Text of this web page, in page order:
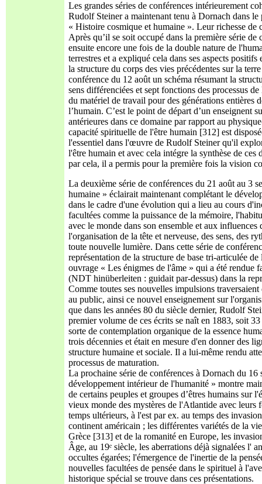
Les grandes séries de conférences intérieurement
Rudolf Steiner a maintenant tenu à Dornach dans
« Histoire cosmique et humaine ». Leur richesse de
Après qu’il se soit occupé dans la première série
ensuite encore une fois de la double nature de
terrestres et a expliqué cela dans ses aspects
la structure du corps des vies précédentes sur la
conférence du 12 août un schéma résumant la
sens différenciées et sept fonctions des processus
du matériel de travail pour des générations entières
l’humain. C’est le point de départ d’un enseignent
antérieures dans ce domaine par rapport au
capacité spirituelle de l'être humain [312] est
l'essentiel dans l'œuvre de Rudolf Steiner qu'il
l'être humain et avec cela intégre la synthèse de
par cela, il a permis pour la première fois la vision
La deuxième série de conférences du 21 août au 3
humaine » éclairait maintenant complétant le
dans le cadre d'une évolution qui a lieu au cours
facultées comme la puissance de la mémoire,
avec le monde dans son ensemble et aux
l'organisation de la tête et nerveuse, des sens, des
toute nouvelle lumière. Dans cette série de
représentation de la structure de base tri-articulée
ouvrage « Les énigmes de l'âme » qui a été rendue
(NDT hinüberleiten : guidait par-dessus) dans la
Comme toutes ses nouvelles impulsions
au public, ainsi ce nouvel enseignement sur
que dans les années 80 du siècle dernier, Rudolf
premier volume de ces écrits se naît en 1883, soit
sorte de contemplation organique de la essence
trois décennies et était en mesure d'en donner des
structure humaine et sociale. Il a lui-même rendu
processus de maturation.
La prochaine série de conférences à Dornach du
développement intérieur de l'humanité » montre
de certains peuples et groupes d’êtres humains
vieux monde des mystères de l'Atlantide avec leurs
temps ultérieurs, à l'est par ex. au temps des
continent américain ; les différentes variétés de la
Grèce [313] et de la romanité en Europe, les
Âge, au 19ᵉ siècle, les aberrations déjà signalées l'
occultes égarées; l'émergence de l'inertie de la
nouvelles facultées de pensée dans le spirituel à
historique spécial se trouve dans ces présentations.